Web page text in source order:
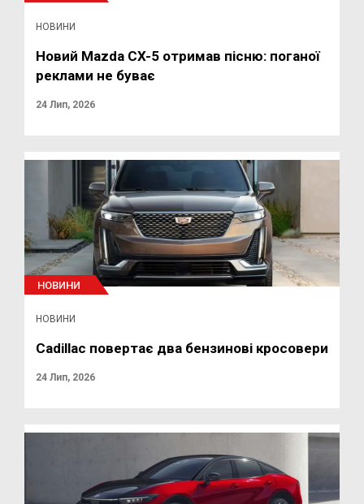
НОВИНИ
Новий Mazda CX-5 отримав пісню: поганої
реклами не буває
24 Лип, 2026
НОВИНИ
НОВИНИ
Cadillac повертає два бензинові кросовери
24 Лип, 2026